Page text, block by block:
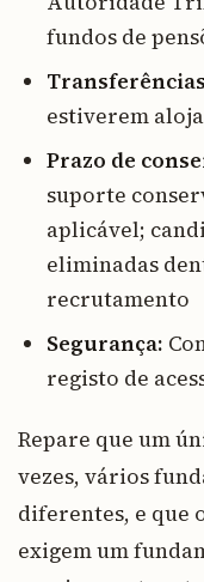
fundos de
estiverem
Prazo de
suporte
aplicável;
eliminadas
recrutamento
Segurança:
registo de
Repare que um
vezes, vários
diferentes, e que
exigem um